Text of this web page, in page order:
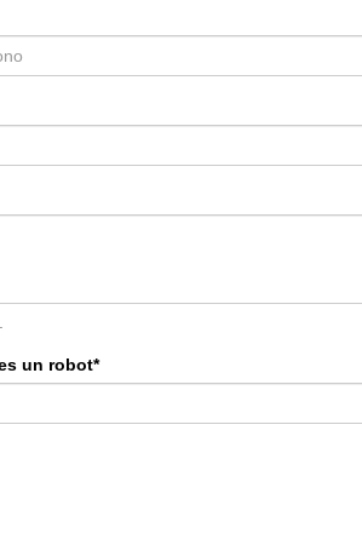
un robot*